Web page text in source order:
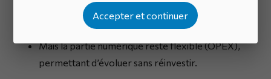
Accepter et continuer
L’investissement lourd est justifié (CAPEX) car la
machine crée de la valeur sur 10 ans,
Mais la partie numérique reste flexible (OPEX),
permettant d’évoluer sans réinvestir.